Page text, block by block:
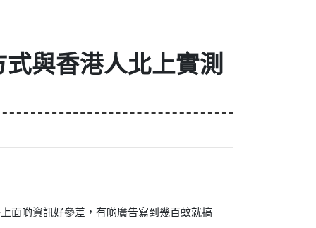
與香港人北上實測
面啲資訊好參差，有啲廣告寫到幾百蚊就搞